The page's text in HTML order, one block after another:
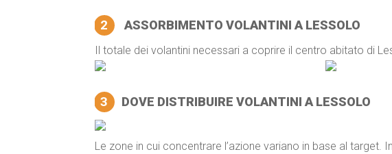
2 ASSORBIMENTO VOLANTINI A LESSOLO
Il totale dei volantini necessari a coprire il centro abitato di
3 DOVE DISTRIBUIRE VOLANTINI A LESSOLO
Le zone in cui concentrare l’azione variano in base al target.